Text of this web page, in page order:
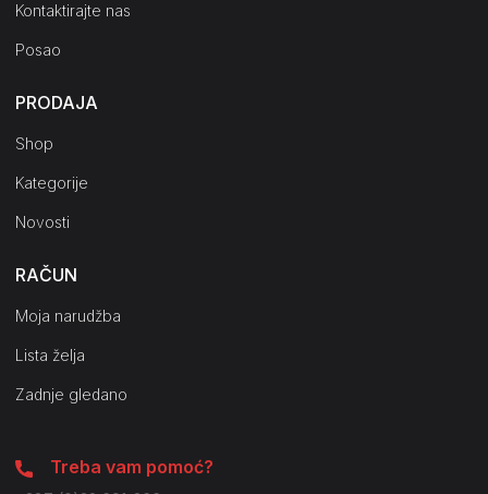
Kontaktirajte nas
Posao
PRODAJA
Shop
Kategorije
Novosti
RAČUN
Moja narudžba
Lista želja
Zadnje gledano
Treba vam pomoć?